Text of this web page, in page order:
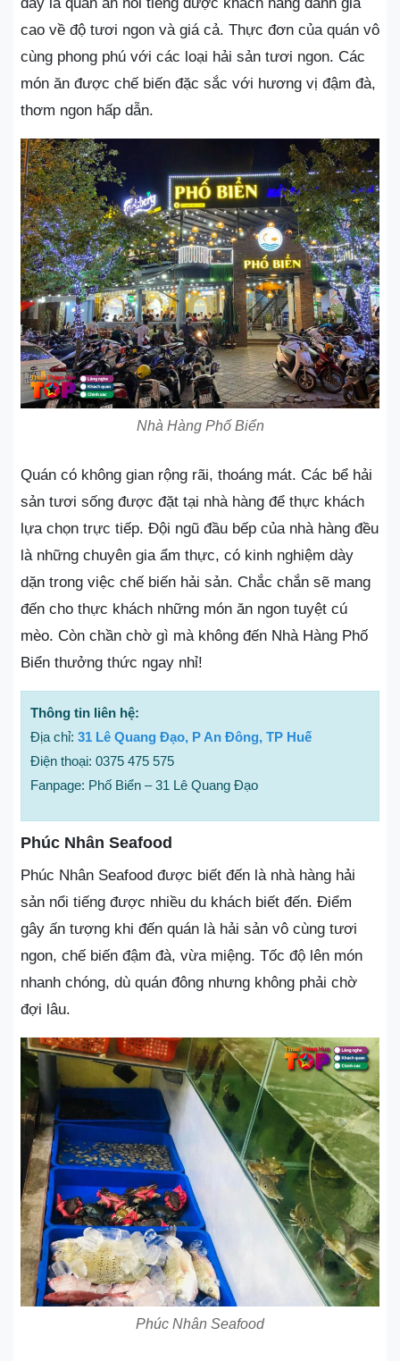
cao về độ tươi ngon và giá cả. Thực đơn của quán vô
cùng phong phú với các loại hải sản tươi ngon. Các
món ăn được chế biến đặc sắc với hương vị đậm đà,
thơm ngon hấp dẫn.
Nhà Hàng Phố Biển
Quán có không gian rộng rãi, thoáng mát. Các bể hải
sản tươi sống được đặt tại nhà hàng để thực khách
lựa chọn trực tiếp. Đội ngũ đầu bếp của nhà hàng đều
là những chuyên gia ẩm thực, có kinh nghiệm dày
dặn trong việc chế biến hải sản. Chắc chắn sẽ mang
đến cho thực khách những món ăn ngon tuyệt cú
mèo. Còn chần chờ gì mà không đến Nhà Hàng Phố
Biển thưởng thức ngay nhỉ!
Thông tin liên hệ:
Địa chỉ: 31 Lê Quang Đạo, P An Đông, TP Huế
Điện thoại: 0375 475 575
Fanpage: Phố Biển – 31 Lê Quang Đạo
Phúc Nhân Seafood
Phúc Nhân Seafood được biết đến là nhà hàng hải
sản nổi tiếng được nhiều du khách biết đến. Điểm
gây ấn tượng khi đến quán là hải sản vô cùng tươi
ngon, chế biến đậm đà, vừa miệng. Tốc độ lên món
nhanh chóng, dù quán đông nhưng không phải chờ
đợi lâu.
Phúc Nhân Seafood